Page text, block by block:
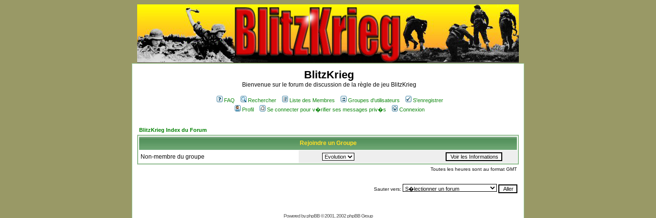
BlitzKrieg
Bienvenue sur le forum de discussion de la règle de jeu BlitzKrieg
FAQ Rechercher Liste des Membres Groupes d'utilisateurs
S'enregistrer
Profil
Se connecter pour v�rifier ses messages priv�s Connexion
BlitzKrieg Index du Forum
Rejoindre un Groupe
Non-membre du groupe
Toutes les heures sont au format GMT
Sauter vers:
Powered byphpBB© 2001, 2002 phpBB Group